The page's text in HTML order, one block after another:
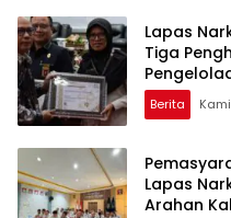
Lapas
Tiga
Berita
Lapas
Arahan